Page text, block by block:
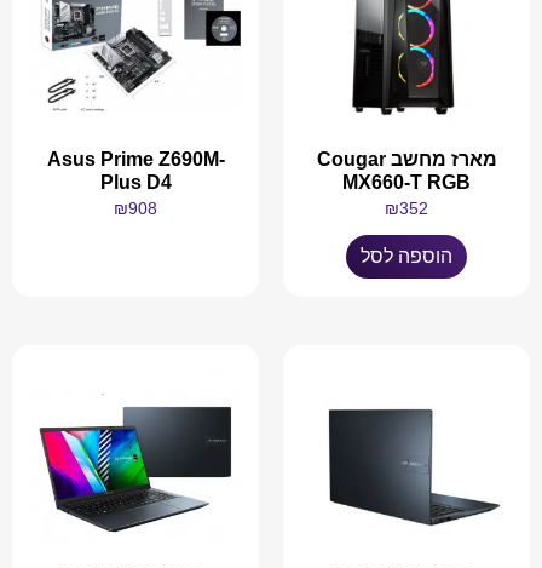
מארז מחשב Cougar
MX660-T RGB
₪352
הוספה לסל
Asus Prime Z690M-
Plus D4
₪908